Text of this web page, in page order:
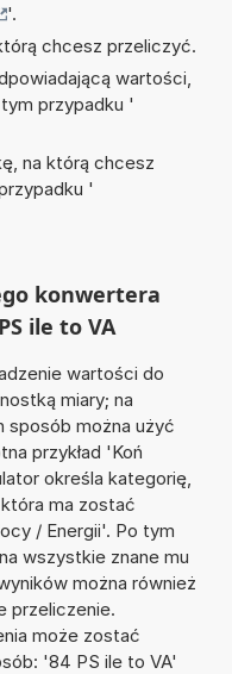
'.
chcesz przeliczyć.
wartości,
przypadku '
na którą chcesz
'
konwertera
ile to VA
wartości do
miary; na
sposób można użyć
przykład 'Koń
określa kategorię,
ma zostać
/ Energii'. Po tym
wszystkie znane mu
można również
przeliczenie.
może zostać
'84 PS ile to VA'